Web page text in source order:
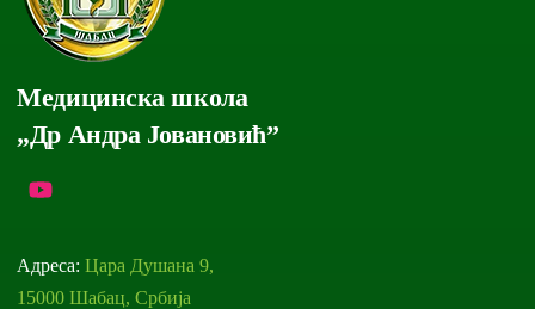
Медицинска школа
„Др Андра Јовановић”
Адреса:Цара Душана 9,
15000 Шабац, Србија